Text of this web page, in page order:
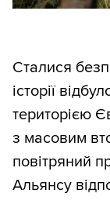
Сталися
історії
територією
з масовим
повітряний
Альянсу